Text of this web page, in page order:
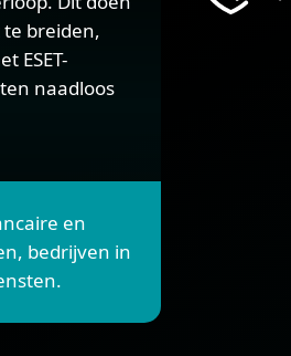
breiden,
ESET-
naadloos
en
bedrijven in